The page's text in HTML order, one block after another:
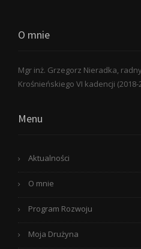
O mnie
Mgr inż. Grzegorz Nieradka,
Krośnieńskiego VI kadencji
Menu
Aktualności
O mnie
Program Rozwoju
Moja Drużyna